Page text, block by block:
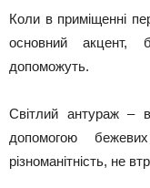
Коли в приміщенні
основний акцент,
допоможуть.
Світлий антураж –
допомогою
різноманітність, не